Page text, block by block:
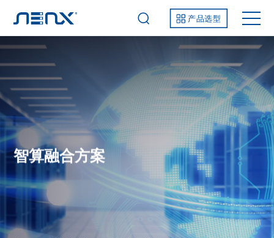
产品选型
智算融合方案